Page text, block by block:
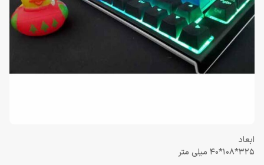
ابعاد
325*108*40 میلی متر